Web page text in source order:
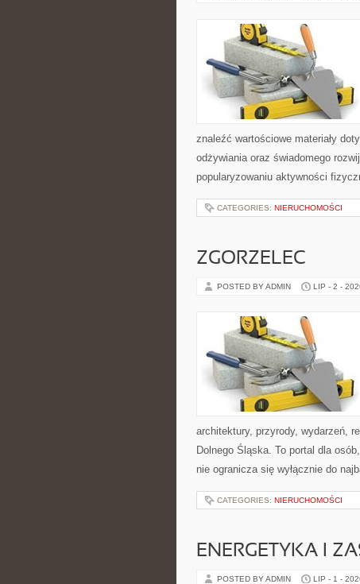
znaleźć wartościowe materiały
odżywiania oraz świadomego
popularyzowaniu aktywności
CATEGORIES: NIERUCHOMOŚCI
ZGORZELEC
POSTED BY ADMIN LIP - 2 -
architektury, przyrody, wydarzeń,
Dolnego Śląska. To portal dla
nie ogranicza się wyłącznie do
CATEGORIES: NIERUCHOMOŚCI
ENERGETYKA I
POSTED BY ADMIN LIP - 1 -